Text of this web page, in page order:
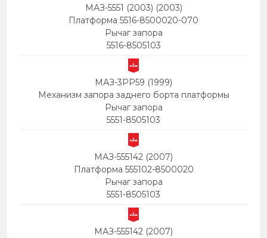
МАЗ-5551 (2003) (2003)
Платформа 5516-8500020-070
Рычаг запора
5516-8505103
МАЗ-3PP59 (1999)
Механизм запора заднего борта платформы
Рычаг запора
5551-8505103
МАЗ-555142 (2007)
Платформа 555102-8500020
Рычаг запора
5551-8505103
МАЗ-555142 (2007)